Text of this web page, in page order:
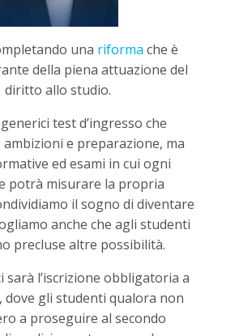
una riforma che è
della piena attuazione del
diritto allo studio.
test d’ingresso che
e preparazione, ma
ed esami in cui ogni
potrà misurare la propria
il sogno di diventare
anche che agli studenti
precluse altre possibilità.
sarà l’iscrizione obbligatoria a
dove gli studenti qualora non
a proseguire al secondo